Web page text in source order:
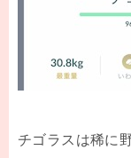
チゴラスは稀に